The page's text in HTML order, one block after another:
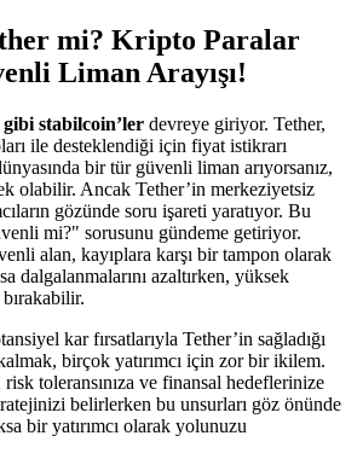
mi? Kripto Paralar
Liman Arayışı!
stabilcoin’ler devreye giriyor. Tether,
ile desteklendiği için fiyat istikrarı
bir tür güvenli liman arıyorsanız,
olabilir. Ancak Tether’in merkeziyetsiz
gözünde soru işareti yaratıyor. Bu
mi?" sorusunu gündeme getiriyor.
alan, kayıplara karşı bir tampon olarak
dalgalanmalarını azaltırken, yüksek
kar fırsatlarıyla Tether’in sağladığı
birçok yatırımcı için zor bir ikilem.
toleransınıza ve finansal hedeflerinize
belirlerken bu unsurları göz önünde
bir yatırımcı olarak yolunuzu